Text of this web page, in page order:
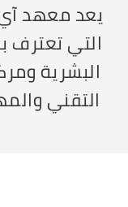
يعد معهد
التي تعترف
البشرية
التقني